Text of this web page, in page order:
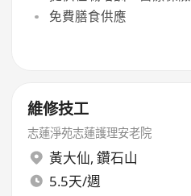
免費膳食供應
維修技工
志蓮淨苑志蓮護理安老院
黃大仙, 鑽石山
5.5天/週